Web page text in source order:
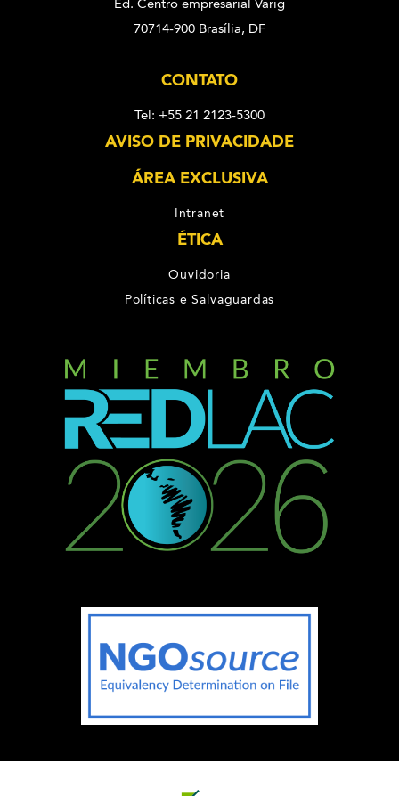
Ed. Centro empresarial Varig
70714-900 Brasília, DF
CONTATO
Tel: +55 21 2123-5300
AVISO DE PRIVACIDADE
ÁREA EXCLUSIVA
Intranet
ÉTICA
Ouvidoria
Políticas e Salvaguardas